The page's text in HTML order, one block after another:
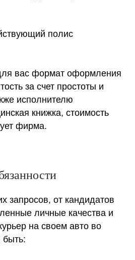
полис
вас формат оформления
за счет простоты и
исполнителю
книжка, стоимость
фирма.
запросов, от кандидатов
личные качества и
на своем авто во